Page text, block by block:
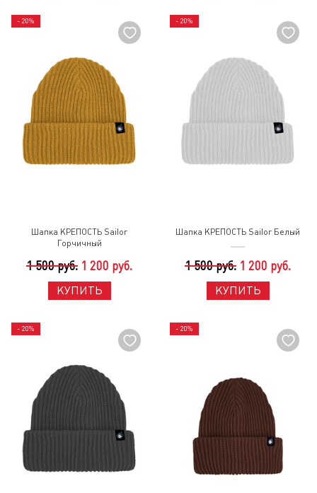
- 20%
Шапка КРЕПОСТЬ Sailor
Горчичный
1 500 руб. 1 200 руб.
КУПИТЬ
- 20%
Шапка КРЕПОСТЬ Sailor Белый
1 500 руб. 1 200 руб.
КУПИТЬ
- 20% - 20%